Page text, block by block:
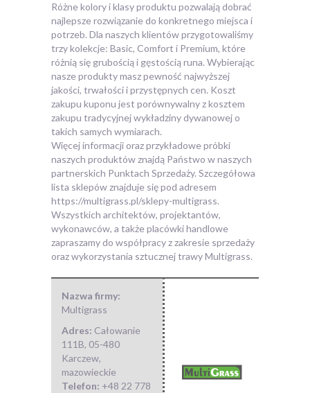
Różne kolory i klasy produktu pozwalają dobrać
najlepsze rozwiązanie do konkretnego miejsca i
potrzeb. Dla naszych klientów przygotowaliśmy
trzy kolekcje: Basic, Comfort i Premium, które
różnią się grubością i gęstością runa. Wybierając
nasze produkty masz pewność najwyższej
jakości, trwałości i przystępnych cen. Koszt
zakupu kuponu jest porównywalny z kosztem
zakupu tradycyjnej wykładziny dywanowej o
takich samych wymiarach.
Więcej informacji oraz przykładowe próbki
naszych produktów znajdą Państwo w naszych
partnerskich Punktach Sprzedaży. Szczegółowa
lista sklepów znajduje się pod adresem
https://multigrass.pl/sklepy-multigrass.
Wszystkich architektów, projektantów,
wykonawców, a także placówki handlowe
zapraszamy do współpracy z zakresie sprzedaży
oraz wykorzystania sztucznej trawy Multigrass.
Nazwa firmy:
Multigrass
Adres: Całowanie
111B, 05-480
Karczew,
mazowieckie
Telefon: +48 22 778